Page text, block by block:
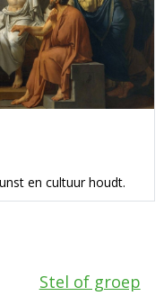
en cultuur houdt.
Stel of groep